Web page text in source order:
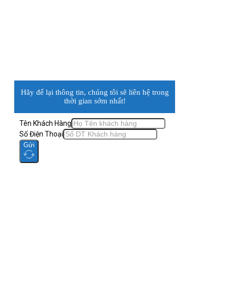
Hãy để lại thông tin, chúng tôi sẽ liên hệ trong
thời gian sớm nhất!
Tên Khách Hàng
Số Điện Thoại
Gửi